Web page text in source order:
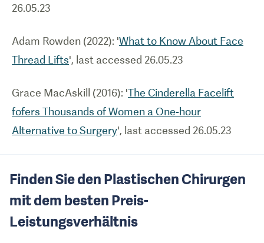
26.05.23
Adam Rowden (2022): 'What to Know About Face
Thread Lifts', last accessed 26.05.23
Grace MacAskill (2016): 'The Cinderella Facelift
fofers Thousands of Women a One-hour
Alternative to Surgery', last accessed 26.05.23
Finden Sie den Plastischen Chirurgen
mit dem besten Preis-
Leistungsverhältnis